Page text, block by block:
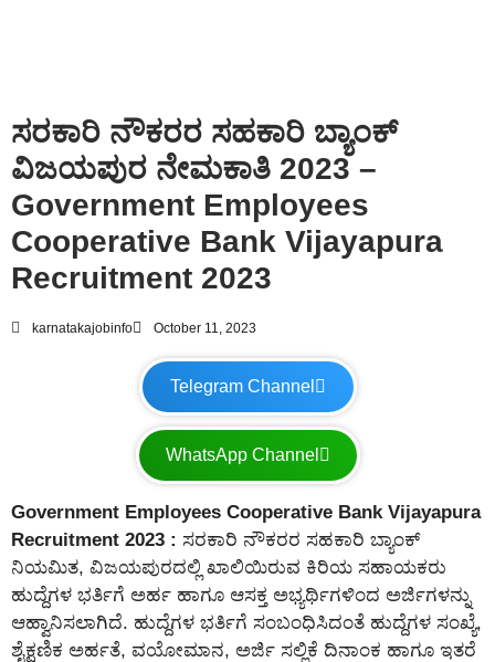
ಸರಕಾರಿ ನೌಕರರ ಸಹಕಾರಿ ಬ್ಯಾಂಕ್
ವಿಜಯಪುರ ನೇಮಕಾತಿ 2023 –
Government Employees
Cooperative Bank Vijayapura
Recruitment 2023
karnatakajobinfo October 11, 2023
Telegram Channel
WhatsApp Channel
Government Employees Cooperative Bank Vijayapura
Recruitment 2023 : ಸರಕಾರಿ ನೌಕರರ ಸಹಕಾರಿ ಬ್ಯಾಂಕ್
ನಿಯಮಿತ, ವಿಜಯಪುರದಲ್ಲಿ ಖಾಲಿಯಿರುವ ಕಿರಿಯ ಸಹಾಯಕರು
ಹುದ್ದೆಗಳ ಭರ್ತಿಗೆ ಅರ್ಹ ಹಾಗೂ ಆಸಕ್ತ ಅಭ್ಯರ್ಥಿಗಳಿಂದ ಅರ್ಜಿಗಳನ್ನು
ಆಹ್ವಾನಿಸಲಾಗಿದೆ. ಹುದ್ದೆಗಳ ಭರ್ತಿಗೆ ಸಂಬಂಧಿಸಿದಂತೆ ಹುದ್ದೆಗಳ ಸಂಖ್ಯೆ,
ಶೈಕ್ಷಣಿಕ ಅರ್ಹತೆ, ವಯೋಮಾನ, ಅರ್ಜಿ ಸಲ್ಲಿಕೆ ದಿನಾಂಕ ಹಾಗೂ ಇತರೆ